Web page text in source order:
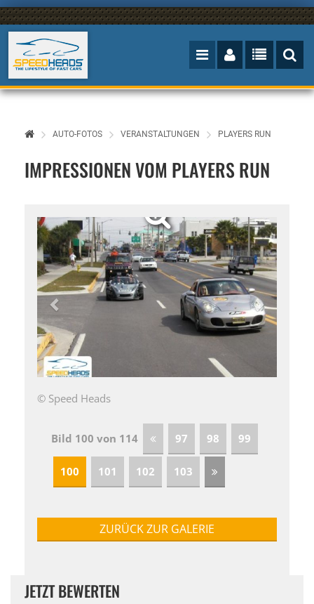
AUTO-FOTOS VERANSTALTUNGEN PLAYERS RUN
IMPRESSIONEN VOM PLAYERS RUN
© Speed Heads
Bild 100 von 114 97 98 99
100 101 102 103
ZURÜCK ZUR GALERIE
JETZT BEWERTEN